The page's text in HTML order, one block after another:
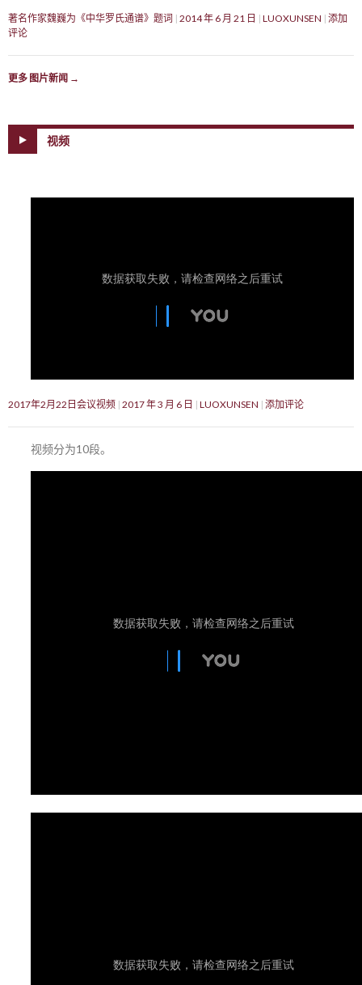
著名作家魏巍为《中华罗氏通谱》题词 2014 年 6 月 21 日 LUOXUNSEN 添加
评论
更多 图片新闻 →
视频
2017年2月22日会议视频 2017 年 3 月 6 日 LUOXUNSEN 添加评论
视频分为10段。